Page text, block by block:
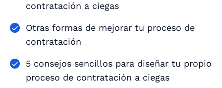
contratación a ciegas
Otras formas de mejorar tu proceso de
contratación
5 consejos sencillos para diseñar tu propio
proceso de contratación a ciegas